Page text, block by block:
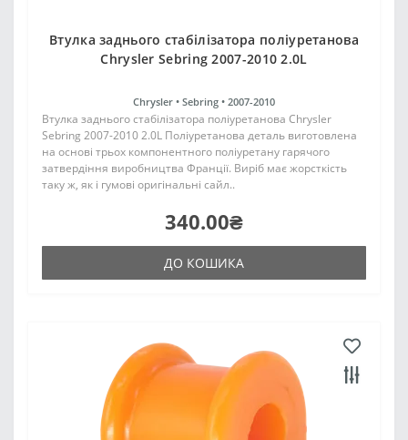
Втулка заднього стабілізатора поліуретанова
Chrysler Sebring 2007-2010 2.0L
Chrysler • Sebring • 2007-2010
Втулка заднього стабілізатора поліуретанова Chrysler
Sebring 2007-2010 2.0L Поліуретанова деталь виготовлена
на основі трьох компонентного поліуретану гарячого
затвердіння виробництва Франції. Виріб має жорсткість
таку ж, як і гумові оригінальні сайл..
340.00₴
ДО КОШИКА